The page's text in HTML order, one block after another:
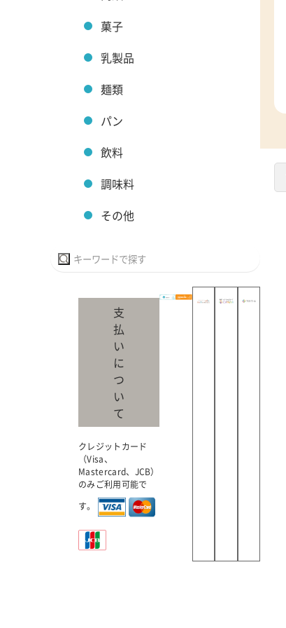
菓子
乳製品
麺類
パン
飲料
調味料
その他
支
払
い
に
つ
い
て
クレジットカード
（Visa、
Mastercard、JCB）
のみご利用可能で
す。